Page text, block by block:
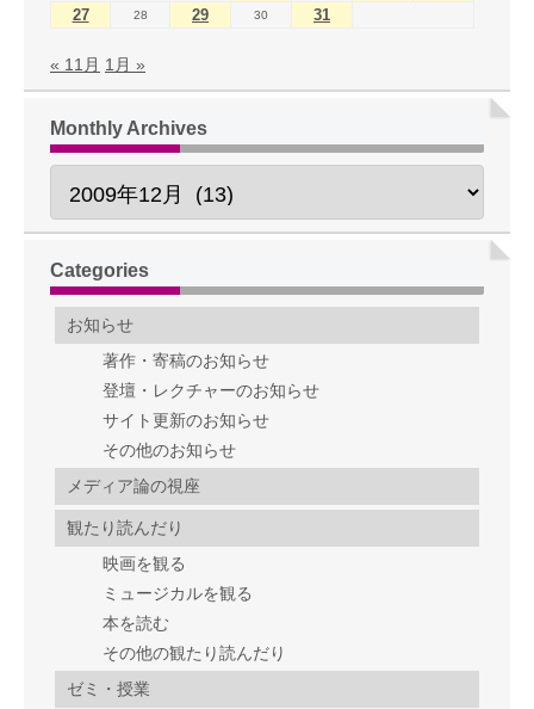
27
28 29 30 31
« 11月 1月 »
Monthly Archives
Categories
お知らせ
著作・寄稿のお知らせ
登壇・レクチャーのお知らせ
サイト更新のお知らせ
その他のお知らせ
メディア論の視座
観たり読んだり
映画を観る
ミュージカルを観る
本を読む
その他の観たり読んだり
ゼミ・授業